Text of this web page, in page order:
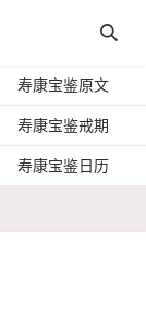

寿康宝鉴原文
寿康宝鉴戒期
寿康宝鉴日历